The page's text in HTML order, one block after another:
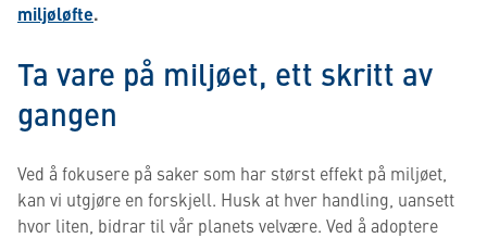
miljøløfte.
Ta vare på miljøet, ett skritt av
gangen
Ved å fokusere på saker som har størst effekt på miljøet,
kan vi utgjøre en forskjell. Husk at hver handling, uansett
hvor liten, bidrar til vår planets velvære. Ved å adoptere